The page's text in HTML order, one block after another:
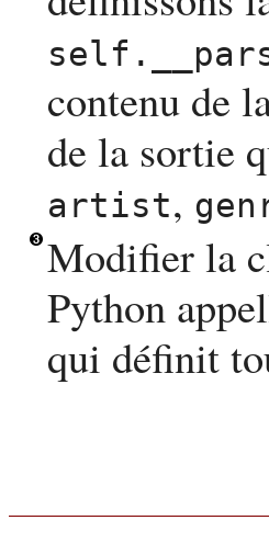
contenu de
de la sortie
artist,
Modifier la
Python
qui définit